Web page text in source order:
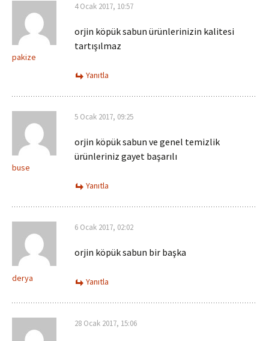
pakize
4 Ocak 2017, 10:57
orjin köpük sabun ürünlerinizin kalitesi
tartışılmaz
Yanıtla
buse
5 Ocak 2017, 09:25
orjin köpük sabun ve genel temizlik
ürünleriniz gayet başarılı
Yanıtla
derya
6 Ocak 2017, 02:02
orjin köpük sabun bir başka
Yanıtla
28 Ocak 2017, 15:06